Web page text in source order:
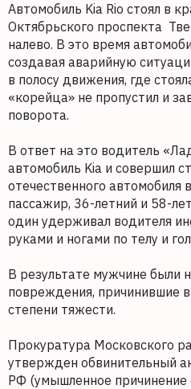
Автомобиль Kia Rio стоял в
Октябрьского проспекта
налево. В это время
создавая аварийную
в полосу движения, где
«корейца» не пропустил и
поворота.
В ответ на это водитель
автомобиль Kia и совершил
отечественного автомобиля
пассажир, 36-летний и 58-
один удерживал водителя
руками и ногами по телу и
В результате мужчине были
повреждения, причинившие
степени тяжести.
Прокуратура Московского
утвержден обвинительный
РФ (умышленное